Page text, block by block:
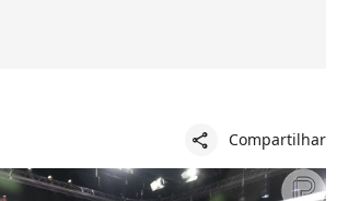
share Compartilhar